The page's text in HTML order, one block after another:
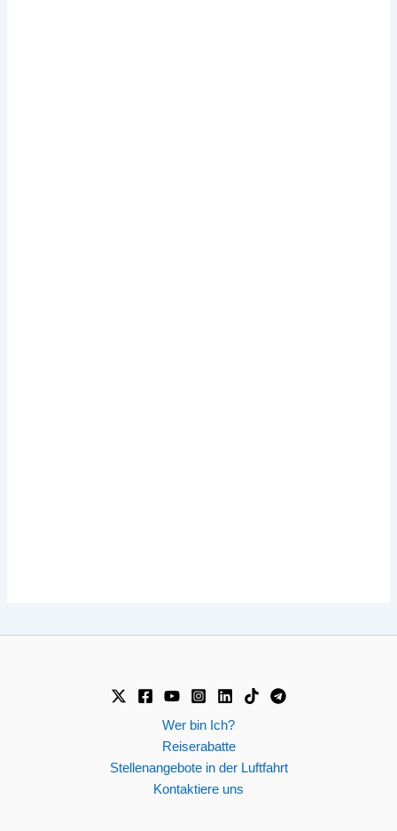
Wer bin Ich?
Reiserabatte
Stellenangebote in der Luftfahrt
Kontaktiere uns